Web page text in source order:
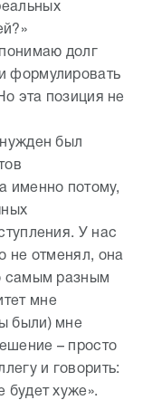
долг
формулировать
эта позиция не
был
именно потому,
У нас
не отменял, она
самым разным
мне
были) мне
– просто
и говорить:
будет хуже».